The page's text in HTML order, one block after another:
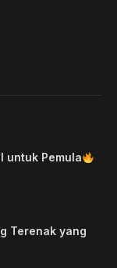
untuk Pemula
Terenak yang